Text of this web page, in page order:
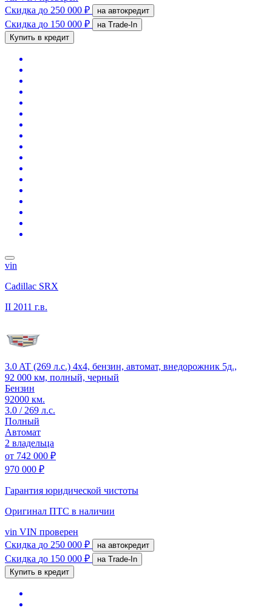
Скидка до 250 000 ₽ на автокредит
Скидка до 150 000 ₽
на Trade-In
Купить в кредит
vin
Cadillac SRX
II 2011 г.в.
3.0 AT (269 л.с.) 4x4, бензин, автомат, внедорожник 5д.,
92 000 км, полный, черный
Бензин
92000 км.
3.0 / 269 л.с.
Полный
Автомат
2 владельца
от 742 000 ₽
970 000 ₽
Гарантия юридической чистоты
Оригинал ПТС в наличии
vin VIN проверен
Скидка до 250 000 ₽ на автокредит
Скидка до 150 000 ₽
на Trade-In
Купить в кредит